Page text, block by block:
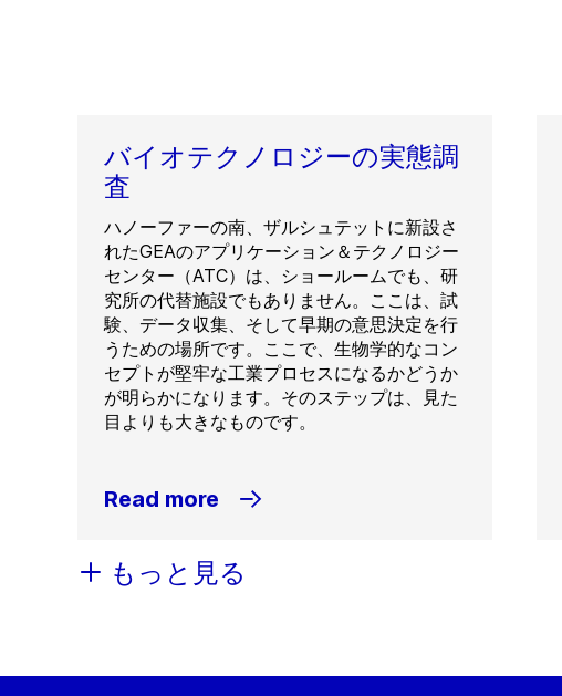
バイオテクノロジーの実態調
査
ハノーファーの南、ザルシュテットに新設さ
れたGEAのアプリケーション＆テクノロジー
センター（ATC）は、ショールームでも、研
究所の代替施設でもありません。ここは、試
験、データ収集、そして早期の意思決定を行
うための場所です。ここで、生物学的なコン
セプトが堅牢な工業プロセスになるかどうか
が明らかになります。そのステップは、見た
目よりも大きなものです。
Read more
もっと見る